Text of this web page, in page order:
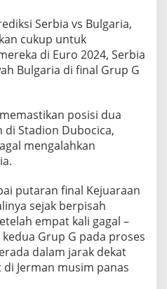
Serbia vs Bulgaria,
cukup untuk
di Euro 2024, Serbia
Bulgaria di final Grup G
posisi dua
di Stadion Dubocica,
mengalahkan
putaran final Kejuaraan
sejak berpisah
empat kali gagal –
Grup G pada proses
dalam jarak dekat
Jerman musim panas